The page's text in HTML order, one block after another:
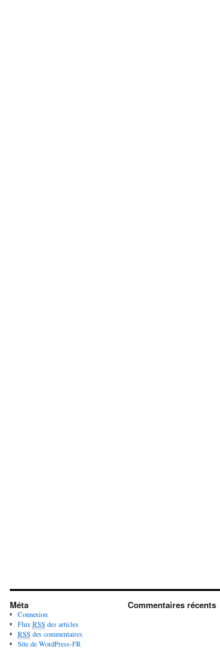
Méta
Connexion
Flux RSS des articles
RSS des commentaires
Site de WordPress-FR
Commentaires récents